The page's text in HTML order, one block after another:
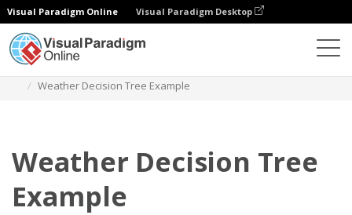
Visual Paradigm Online Visual Paradigm Desktop
Weather Decision Tree Example
Weather Decision Tree
Example